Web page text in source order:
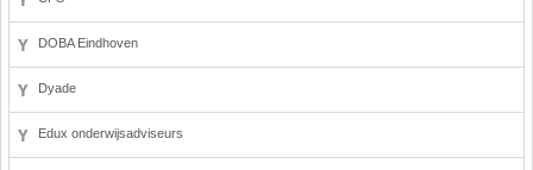
DOBA Eindhoven
Dyade
Edux onderwijsadviseurs